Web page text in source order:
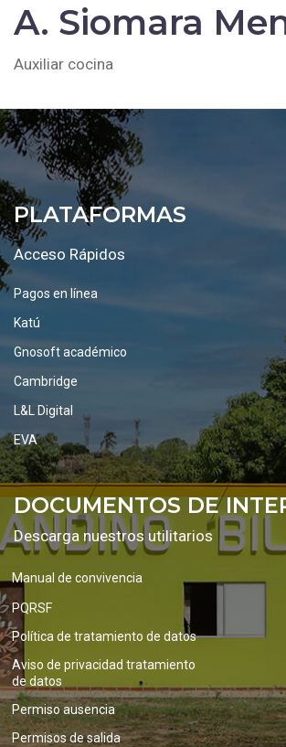
A. Siomara
Auxiliar cocina
PLATAFORMAS
Acceso Rápidos
Pagos en línea
Katú
Gnosoft académico
Cambridge
L&L Digital
EVA
DOCUMENTOS DE
Descarga nuestros utilitarios
Manual de convivencia
PQRSF
Política de tratamiento de datos
Aviso de privacidad tratamiento
de datos
Permiso ausencia
Permisos de salida